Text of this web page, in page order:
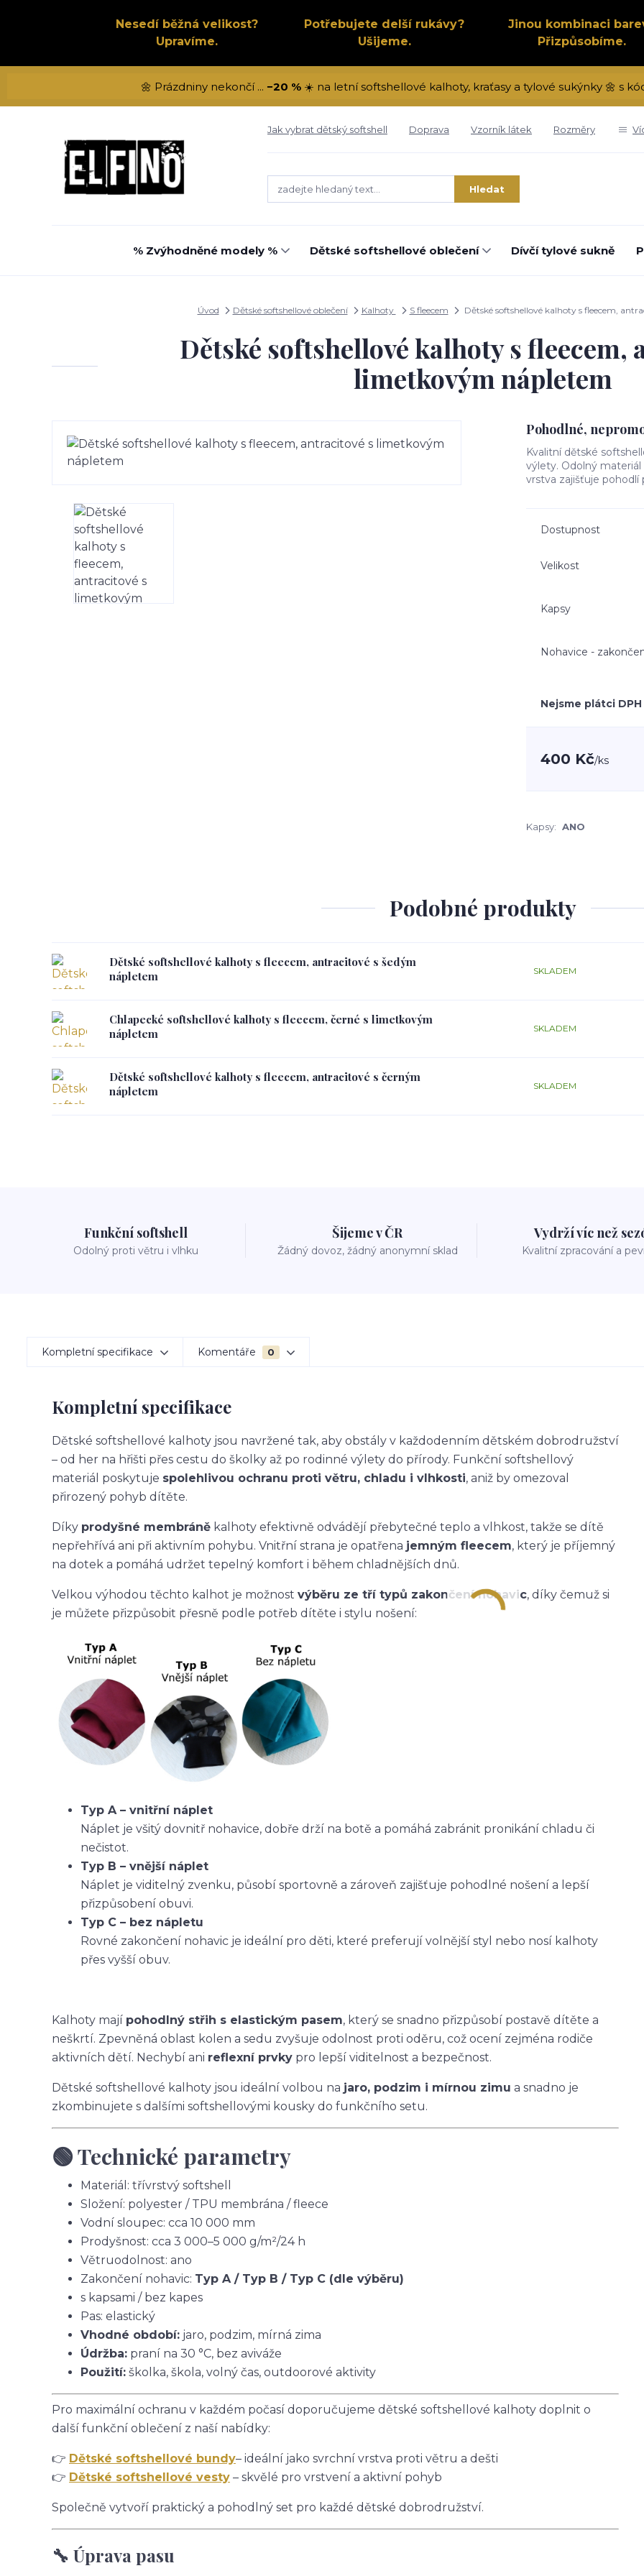
Nesedí běžná velikost?
Upravíme.
Potřebujete delší rukávy?
Ušijeme.
Jinou kombinaci
Přizpůsobíme.
🌼 Prázdniny nekončí ... −20 %☀️ na letní softshellové kalhoty, kraťasy a tylové sukýnky 🌼 s
Jak vybrat dětský softshell Doprava Vzorník látek Rozměry
Hledat
% Zvýhodněné modely % Dětské softshellové oblečení Dívčí tylové sukně
Úvod Dětské softshellové oblečení Kalhoty S fleecem Dětské softshellové kalhoty s fleecem,
Dětské softshellové kalhoty s fleecem,
limetkovým nápletem
Pohodlné,
Kvalitní dětské
výlety. Odolný
vrstva zajišťuje pohodlí
Dostupnost
Velikost
Kapsy
Nohavice -
Nejsme plátci DPH
400 Kč/ks
Kapsy: ANO
Podobné produkty
Dětské softshellové kalhoty s fleecem, antracitové s šedým
nápletem
SKLADEM
Chlapecké softshellové kalhoty s fleecem, černé s limetkovým
nápletem
SKLADEM
Dětské softshellové kalhoty s fleecem, antracitové s černým
nápletem
SKLADEM
Funkční softshell
Odolný proti větru i vlhku
Šijeme v ČR
Žádný dovoz, žádný anonymní sklad
Vydrží víc než
Kvalitní zpracování a
Kompletní specifikace Komentáře 0
Kompletní specifikace
Dětské softshellové kalhoty jsou navržené tak, aby obstály v každodenním dětském dobrodružství
– od her na hřišti přes cestu do školky až po rodinné výlety do přírody. Funkční softshellový
materiál poskytuje spolehlivou ochranu proti větru, chladu i vlhkosti, aniž by omezoval
přirozený pohyb dítěte.
Díky prodyšné membráně kalhoty efektivně odvádějí přebytečné teplo a vlhkost, takže se dítě
nepřehřívá ani při aktivním pohybu. Vnitřní strana je opatřena jemným fleecem, který je příjemný
na dotek a pomáhá udržet tepelný komfort i během chladnějších dnů.
Velkou výhodou těchto kalhot je možnost výběru ze tří typů zakončení nohavic, díky čemuž si
je můžete přizpůsobit přesně podle potřeb dítěte i stylu nošení:
Typ A – vnitřní náplet
Náplet je všitý dovnitř nohavice, dobře drží na botě a pomáhá zabránit pronikání chladu či
nečistot.
Typ B – vnější náplet
Náplet je viditelný zvenku, působí sportovně a zároveň zajišťuje pohodlné nošení a lepší
přizpůsobení obuvi.
Typ C – bez nápletu
Rovné zakončení nohavic je ideální pro děti, které preferují volnější styl nebo nosí kalhoty
přes vyšší obuv.
Kalhoty mají pohodlný střih s elastickým pasem, který se snadno přizpůsobí postavě dítěte a
neškrtí. Zpevněná oblast kolen a sedu zvyšuje odolnost proti oděru, což ocení zejména rodiče
aktivních dětí. Nechybí ani reflexní prvky pro lepší viditelnost a bezpečnost.
Dětské softshellové kalhoty jsou ideální volbou na jaro, podzim i mírnou zimu a snadno je
zkombinujete s dalšími softshellovými kousky do funkčního setu.
🟢 Technické parametry
Materiál: třívrstvý softshell
Složení: polyester / TPU membrána / fleece
Vodní sloupec: cca 10 000 mm
Prodyšnost: cca 3 000–5 000 g/m²/24 h
Větruodolnost: ano
Zakončení nohavic: Typ A / Typ B / Typ C (dle výběru)
s kapsami / bez kapes
Pas: elastický
Vhodné období: jaro, podzim, mírná zima
Údržba: praní na 30 °C, bez aviváže
Použití: školka, škola, volný čas, outdoorové aktivity
Pro maximální ochranu v každém počasí doporučujeme dětské softshellové kalhoty doplnit o
další funkční oblečení z naší nabídky:
👉 Dětské softshellové bundy– ideální jako svrchní vrstva proti větru a dešti
👉 Dětské softshellové vesty – skvělé pro vrstvení a aktivní pohyb
Společně vytvoří praktický a pohodlný set pro každé dětské dobrodružství.
🔧 Úprava pasu